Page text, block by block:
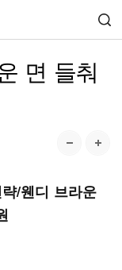
면 들춰
/웬디 브라운